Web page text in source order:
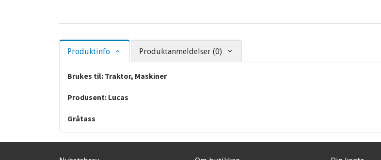
Produktinfo Produktanmeldelser (0)
Brukes til: Traktor, Maskiner
Produsent: Lucas
Gråtass